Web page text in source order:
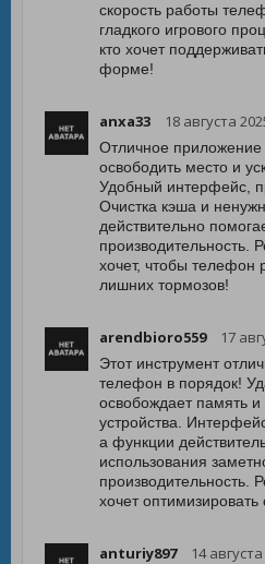
скорость работы
гладкого игрового
кто хочет
форме!
anxa33 18 августа
Отличное приложение
освободить место и
Удобный интерфейс,
Очистка кэша и
действительно
производительность.
хочет, чтобы телефон
лишних тормозов!
arendbioro559 17
Этот инструмент
телефон в порядок!
освобождает память и
устройства.
а функции
использования
производительность.
хочет оптимизировать
anturiy897 14